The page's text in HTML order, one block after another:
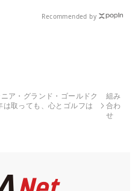
Recommended by
ア・グランド・ゴールドク
取っても、心とゴルフは
組み
合わ
せ